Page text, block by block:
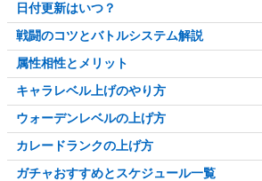
日付更新はいつ？
戦闘のコツとバトルシステム解説
属性相性とメリット
キャラレベル上げのやり方
ウォーデンレベルの上げ方
カレードランクの上げ方
ガチャおすすめとスケジュール一覧